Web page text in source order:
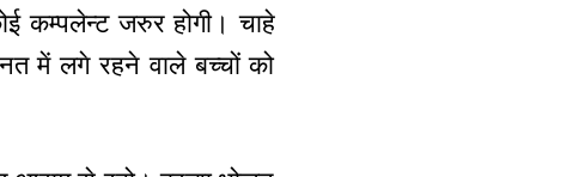
कम्पलेन्ट जरुर होगी। चाहे
में लगे रहने वाले बच्चों को